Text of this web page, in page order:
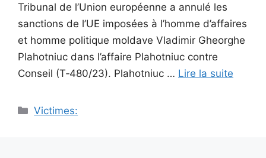
Tribunal de l’Union européenne a annulé les
sanctions de l’UE imposées à l’homme d’affaires
et homme politique moldave Vladimir Gheorghe
Plahotniuc dans l’affaire Plahotniuc contre
Conseil (T‑480/23). Plahotniuc … Lire la suite
Catégories
Victimes: